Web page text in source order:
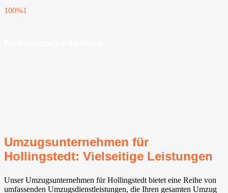
100%1
Umzugsunternehmen für
Hollingstedt: Vielseitige Leistungen
Unser Umzugsunternehmen für Hollingstedt bietet eine Reihe von
umfassenden Umzugsdienstleistungen, die Ihren gesamten Umzug